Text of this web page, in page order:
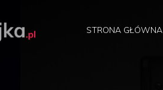
STRONA GŁÓWNA